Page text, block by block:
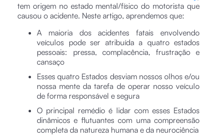
tem origem no estado mental/físico do motorista que
causou o acidente. Neste artigo, aprendemos que:
A maioria dos acidentes fatais envolvendo
veículos pode ser atribuída a quatro estados
pessoais: pressa, complacência, frustração e
cansaço
Esses quatro Estados desviam nossos olhos e/ou
nossa mente da tarefa de operar nosso veículo
de forma responsável e segura
O principal remédio é lidar com esses Estados
dinâmicos e flutuantes com uma compreensão
completa da natureza humana e da neurociência